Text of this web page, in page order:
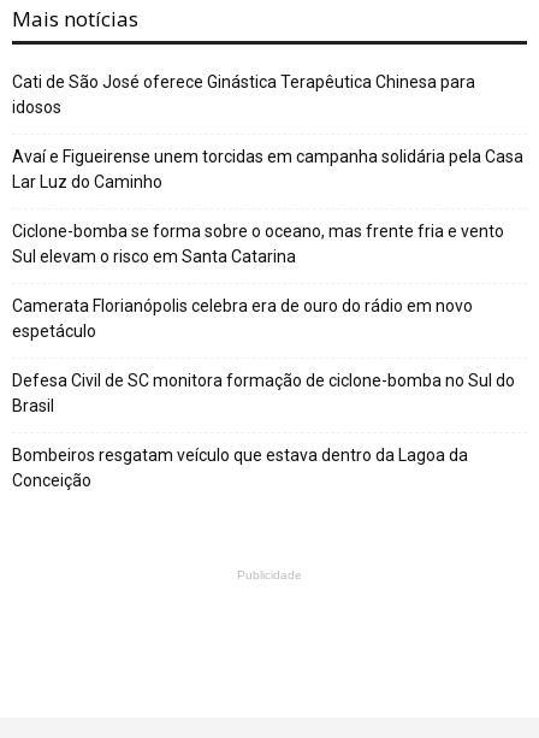
Mais notícias
Cati de São José oferece Ginástica Terapêutica Chinesa para
idosos
Avaí e Figueirense unem torcidas em campanha solidária pela Casa
Lar Luz do Caminho
Ciclone-bomba se forma sobre o oceano, mas frente fria e vento
Sul elevam o risco em Santa Catarina
Camerata Florianópolis celebra era de ouro do rádio em novo
espetáculo
Defesa Civil de SC monitora formação de ciclone-bomba no Sul do
Brasil
Bombeiros resgatam veículo que estava dentro da Lagoa da
Conceição
Publicidade